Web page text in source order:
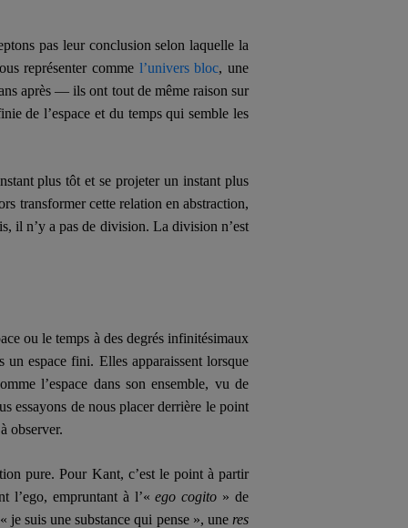
pas leur conclusion selon laquelle la
représenter comme l’univers bloc, une
après — ils ont tout de même raison sur
de l’espace et du temps qui semble les
plus tôt et se projeter un instant plus
transformer cette relation en abstraction,
il n’y a pas de division. La division n’est
ou le temps à des degrés infinitésimaux
espace fini. Elles apparaissent lorsque
l’espace dans son ensemble, vu de
essayons de nous placer derrière le point
observer.
pure. Pour Kant, c’est le point à partir
l’ego, empruntant à l’«ego cogito » de
je suis une substance qui pense », une res